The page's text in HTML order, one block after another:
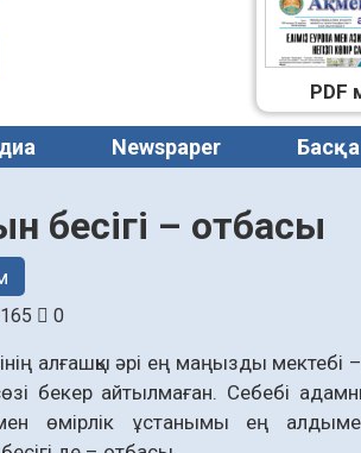
PDF
Newspaper
бесігі – отбасы
165 0
алғашқы әрі ең маңызды мектебі
бекер айтылмаған. Себебі
мен өмірлік ұстанымы ең